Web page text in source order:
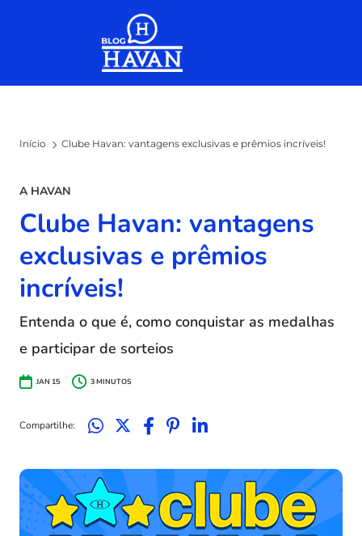
Início Clube Havan: vantagens exclusivas e prêmios incríveis!
A HAVAN
Clube Havan: vantagens
exclusivas e prêmios
incríveis!
Entenda o que é, como conquistar as medalhas
e participar de sorteios
JAN 15 3MINUTOS
Compartilhe: